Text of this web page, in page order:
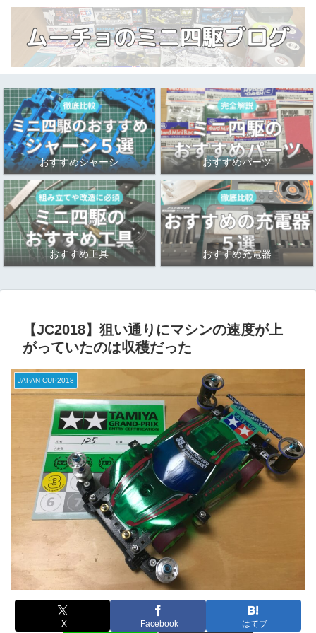
おすすめシャーシ おすすめパーツ
おすすめ工具 おすすめ充電器
【JC2018】狙い通りにマシンの速度が上
がっていたのは収穫だった
JAPAN CUP2018
X Facebook はてブ